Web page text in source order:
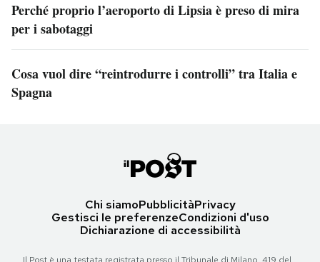
Perché proprio l’aeroporto di Lipsia è preso di mira
per i sabotaggi
Cosa vuol dire “reintrodurre i controlli” tra Italia e
Spagna
Chi siamoPubblicitàPrivacy
Gestisci le preferenzeCondizioni d'uso
Dichiarazione di accessibilità